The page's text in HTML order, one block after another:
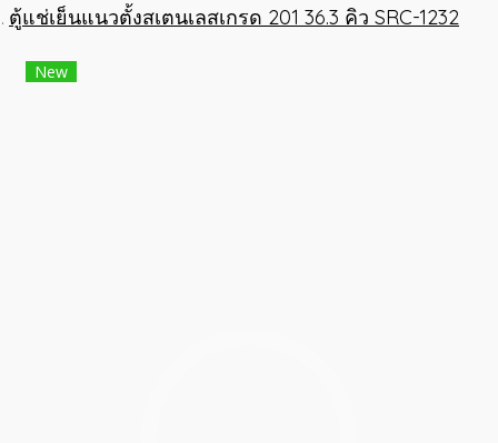
ตู้แช่เย็นแนวตั้งสเตนเลสเกรด 201 36.3 คิว SRC-1232
New